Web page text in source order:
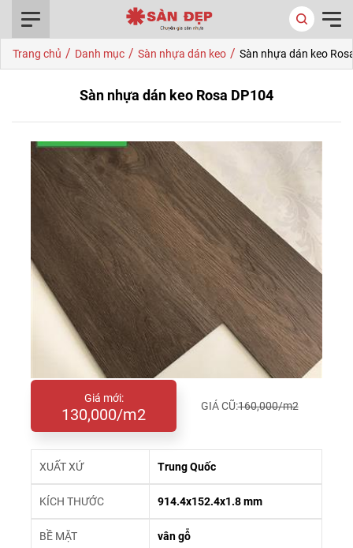
Trang chủ / Danh mục / Sàn nhựa dán keo / Sàn nhựa dán keo
Sàn nhựa dán keo Rosa DP104
Giá mới:
130,000/m2 GIÁ CŨ:160,000/m2
XUẤT XỨ Trung Quốc
KÍCH THƯỚC 914.4x152.4x1.8 mm
BỀ MẶT vân gỗ